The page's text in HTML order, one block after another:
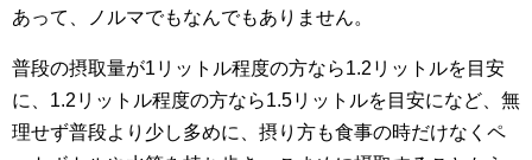
あって、ノルマでもなんでもありません。
普段の摂取量が1リットル程度の方なら1.2リットルを目安
に、1.2リットル程度の方なら1.5リットルを目安になど、無
理せず普段より少し多めに、摂り方も食事の時だけなくペ